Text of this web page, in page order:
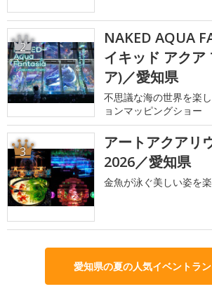
2
NAKED AQUA
イキッド アクア
ア)／愛知県
不思議な海の世界を楽
ョンマッピングショー
3
アートアクアリ
2026／愛知県
金魚が泳ぐ美しい姿を
愛知県の夏の人気イベントラ